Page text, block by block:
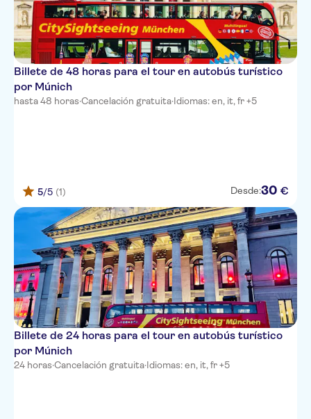
Billete de 48 horas para el tour en autobús turístico
por Múnich
hasta 48 horas·Cancelación gratuita·Idiomas: en, it, fr +5
5/5 (1) Desde:30 €
Billete de 24 horas para el tour en autobús turístico
por Múnich
24 horas·Cancelación gratuita·Idiomas: en, it, fr +5